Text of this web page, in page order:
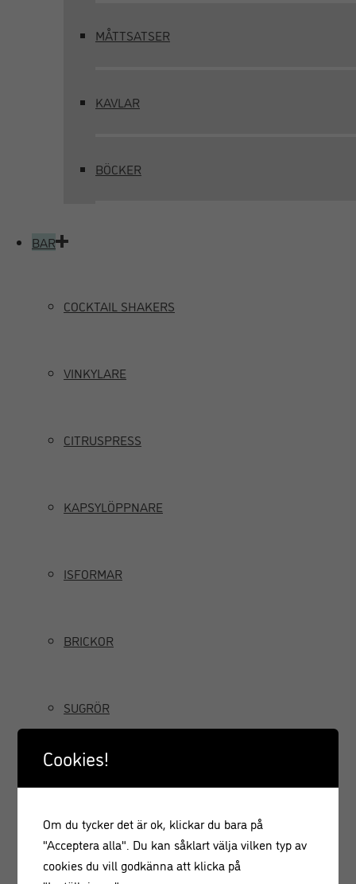
MÅTTSATSER
KAVLAR
BÖCKER
BAR
COCKTAIL SHAKERS
VINKYLARE
CITRUSPRESS
KAPSYLÖPPNARE
ISFORMAR
BRICKOR
SUGRÖR
GRÄDDSIFONER
Cookies!
Om du tycker det är ok, klickar du bara på
"Acceptera alla". Du kan såklart välja vilken typ av
cookies du vill godkänna att klicka på